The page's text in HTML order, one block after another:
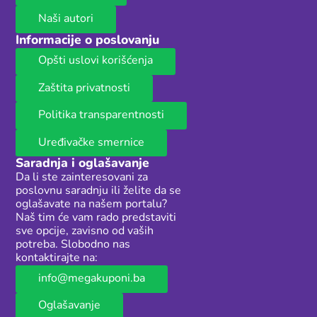
Naši autori
Informacije o poslovanju
Opšti uslovi korišćenja
Zaštita privatnosti
Politika transparentnosti
Uređivačke smernice
Saradnja i oglašavanje
Da li ste zainteresovani za
poslovnu saradnju ili želite da se
oglašavate na našem portalu?
Naš tim će vam rado predstaviti
sve opcije, zavisno od vaših
potreba. Slobodno nas
kontaktirajte na:
info@megakuponi.ba
Oglašavanje